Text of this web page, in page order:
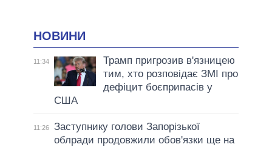
НОВИНИ
11:34
Трамп пригрозив в'язницею
тим, хто розповідає ЗМІ про
дефіцит боєприпасів у
США
11:26
Заступнику голови Запорізької
облради продовжили обов'язки ще на